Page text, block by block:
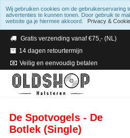
Verzending binnen 2 a 3 werkdagen
Gratis verzending vanaf €75,- (NL)
14 dagen retourtermijn
Veilig en eenvoudig betalen
De Spotvogels - De
Botlek (Single)
Wij gebruiken cookies om de gebruikerservaring
advertenties te kunnen tonen. Door gebruik te
website ga je hiermee akkoord.
Privacy &